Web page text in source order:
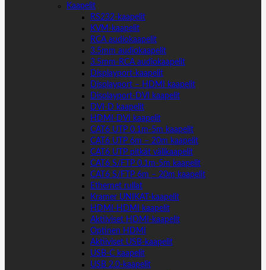
Kaapelit
RS232-kaapelit
KVM-kaapelit
RCA audiokaapelit
3.5mm audiokaapelit
3.5mm-RCA audiokaapelit
Displayport-kaapelit
Displayport – HDMI kaapelit
Displayport-DVI kaapelit
DVI-D kaapelit
HDMI-DVI kaapelit
CAT6 UTP 0.1m-5m kaapelit
CAT6 UTP 6m – 20m kaapelit
CAT6 UTP pitkät välikaapelit
CAT6 S/FTP 0.1m-5m kaapelit
CAT6 S/FTP 6m – 20m kaapelit
Ethernet rullat
Kramer UNIKAT-kaapelit
HDMI-HDMI kaapelit
Aktiiviset HDMI-kaapelit
Optinen HDMI
Aktiiviset USB-kaapelit
USB-C kaapelit
USB 2.0-kaapelit